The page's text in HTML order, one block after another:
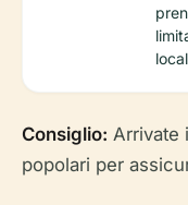
Consiglio: Arrivate
popolari per